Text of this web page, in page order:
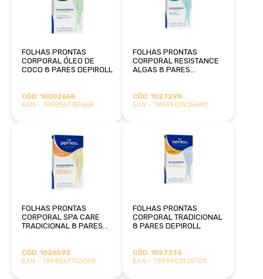
FOLHAS PRONTAS
CORPORAL ÓLEO DE
COCO 8 PARES DEPIROLL
CÓD. 10002658
EAN - 7898567750659
FOLHAS PRONTAS
CORPORAL RESISTANCE
ALGAS 8 PARES
CÓD. 1027298
EAN - 7898903925680
FOLHAS PRONTAS
CORPORAL SPA CARE
TRADICIONAL 8 PARES
CÓD. 1026593
EAN - 7898567750048
FOLHAS PRONTAS
CORPORAL TRADICIONAL
8 PARES DEPIROLL
CÓD. 1027336
EAN - 7898903925703